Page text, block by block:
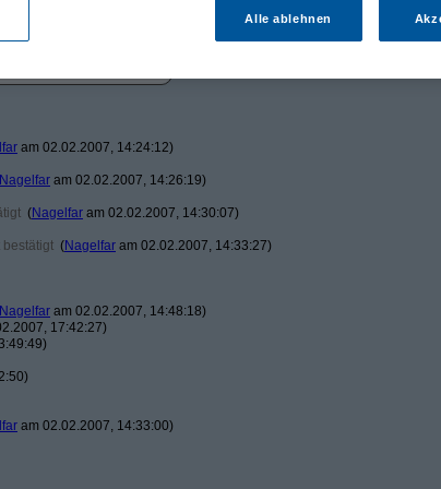
am 02.02.2007, 14:24:12)
Nagelfar am 02.02.2007, 14:26:19)
(Nagelfar am 02.02.2007, 14:30:07)
bestätigt (Nagelfar am 02.02.2007, 14:33:27)
Nagelfar am 02.02.2007, 14:48:18)
17:42:27)
am 02.02.2007, 14:33:00)
Alle ablehnen